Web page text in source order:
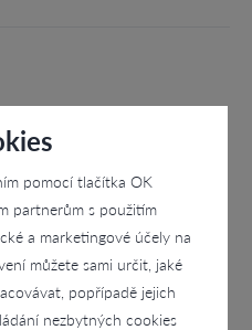
pomocí tlačítka OK
partnerům s použitím
a marketingové účely na
můžete sami určit, jaké
popřípadě jejich
nezbytných cookies
- Moravské